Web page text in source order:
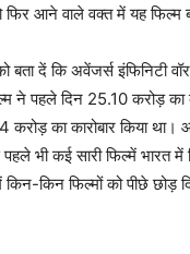
फिर आने वाले वक्त में यह फिल्म
बता दें कि अवेंजर्स इंफिनिटी
ने पहले दिन 25.10 करोड़
का कारोबार किया था।
भी कई सारी फिल्में भारत
किन फिल्मों को पीछे छोड़